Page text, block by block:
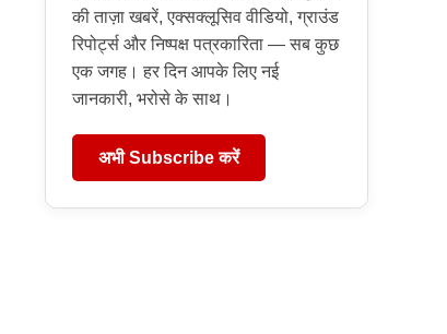
की ताज़ा खबरें, एक्सक्लूसिव वीडियो, ग्राउंड
रिपोर्ट्स और निष्पक्ष पत्रकारिता — सब कुछ
एक जगह। हर दिन आपके लिए नई
जानकारी, भरोसे के साथ।
अभी Subscribe करें